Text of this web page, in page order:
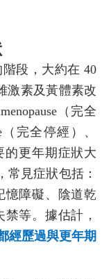
段，大約在 40
激素及黃體素改
（完全
完全停經）、
的更年期症狀大
常見症狀包括：
憶障礙、陰道乾
等。據估計，
經歷過與更年期